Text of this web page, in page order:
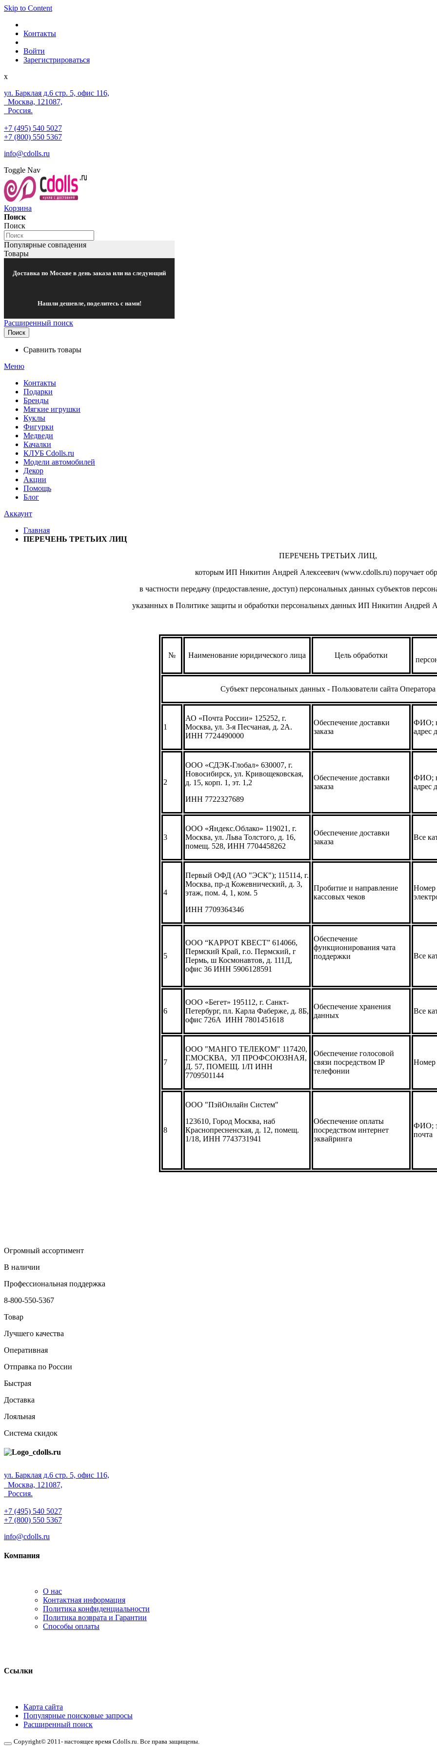
Skip to Content
Контакты
Войти
Зарегистрироваться
x
ул. Барклая д.6 стр. 5, офис 116,
Москва, 121087,
Россия.
+7 (495) 540 5027
+7 (800) 550 5367
info@cdolls.ru
Toggle Nav
Корзина
Поиск
Поиск
Популярные совпадения
Товары
Доставка по Москве в день заказа или на следующий
Нашли дешевле, поделитесь с нами!
Расширенный поиск
Поиск
Сравнить товары
Меню
Контакты
Подарки
Бренды
Мягкие игрушки
Куклы
Фигурки
Медведи
Качалки
КЛУБ Cdolls.ru
Модели автомобилей
Декор
Акции
Помощь
Блог
Аккаунт
Главная
ПЕРЕЧЕНЬ ТРЕТЬИХ ЛИЦ
ПЕРЕЧЕНЬ ТРЕТЬИХ ЛИЦ,
которым ИП Никитин Андрей Алексеевич (www.cdolls.ru) поручает
в частности передачу (предоставление, доступ) персональных данных субъектов
указанных в Политике защиты и обработки персональных данных ИП Никитин Андрей
№ Наименование юридического лица Цель обработки
Субъект персональных данных - Пользователи сайта Оператора
1
АО «Почта России» 125252, г.
Москва, ул. 3-я Песчаная, д. 2А.
ИНН 7724490000
Обеспечение доставки
заказа
ФИО;
адрес
2
ООО «СДЭК-Глобал» 630007, г.
Новосибирск, ул. Кривощековская,
д. 15, корп. 1, эт. 1,2
ИНН 7722327689
Обеспечение доставки
заказа
ФИО;
адрес
3
ООО «Яндекс.Облако» 119021, г.
Москва, ул. Льва Толстого, д. 16,
помещ. 528, ИНН 7704458262
Обеспечение доставки
заказа
Все
4
Первый ОФД (АО "ЭСК"); 115114, г.
Москва, пр-д Кожевнический, д. 3,
этаж, пом. 4, 1, ком. 5
ИНН 7709364346
Пробитие и направление
кассовых чеков
Номер
5
ООО “КАРРОТ КВЕСТ” 614066,
Пермский Край, г.о. Пермский, г
Пермь, ш Космонавтов, д. 111Д,
офис 36 ИНН 5906128591
Обеспечение
функционирования чата
поддержки
Все
6
ООО «Бегет» 195112, г. Санкт-
Петербург, пл. Карла Фаберже, д. 8Б,
офис 726А ИНН 7801451618
Обеспечение хранения
данных
Все
7
ООО "МАНГО ТЕЛЕКОМ" 117420,
Г.МОСКВА, УЛ ПРОФСОЮЗНАЯ,
Д. 57, ПОМЕЩ. 1/П ИНН
7709501144
Обеспечение голосовой
связи посредством IP
телефонии
Номер
8
ООО "ПэйОнлайн Систем"
123610, Город Москва, наб
Краснопресненская, д. 12, помещ.
1/18, ИНН 7743731941
Обеспечение оплаты
посредством интернет
эквайринга
ФИО;
почта
Огромный ассортимент
В наличии
Профессиональная поддержка
8-800-550-5367
Товар
Лучшего качества
Оперативная
Отправка по России
Быстрая
Доставка
Лояльная
Система скидок
ул. Барклая д.6 стр. 5, офис 116,
Москва, 121087,
Россия.
+7 (495) 540 5027
+7 (800) 550 5367
info@cdolls.ru
Компания
О нас
Контактная информация
Политика конфиденциальности
Политика возврата и Гарантии
Способы оплаты
Ссылки
Карта сайта
Популярные поисковые запросы
Расширенный поиск
Copyright© 2011- настоящее время Cdolls.ru. Все права защищены.